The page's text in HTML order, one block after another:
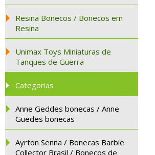
Resina Bonecos / Bonecos em
Resina
Unimax Toys Miniaturas de
Tanques de Guerra
Categorias
Anne Geddes bonecas / Anne
Guedes bonecas
Ayrton Senna / Bonecas Barbie
Collector Brasil / Bonecos de